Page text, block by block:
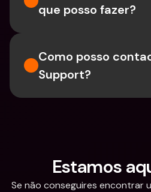
que posso fazer?
Como posso
Support?
Estamos
Se não conseguires encontrar